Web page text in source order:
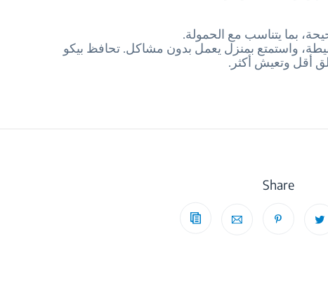
بما يتناسب مع الحمولة.
واستمتع بمنزل يعمل بدون مشاكل. تحافظ بيكو
أقل وتعيش أكثر.
Share